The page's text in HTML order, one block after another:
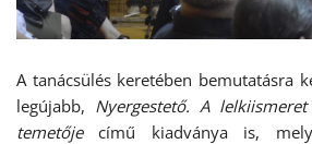
A tanácsülés keretében bemutatásra
legújabb, Nyergestető. A lelkiismeret
temetőjecímű kiadványa is,